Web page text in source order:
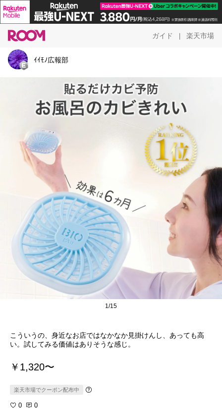
ガイド 楽天市場
ｲｲﾓﾉ広報部
1/15
こういうの、身近なお店ではなかなか見掛けんし、あっても高
い。試してみる価値はありそうな感じ。
￥1,320〜
楽天市場でクーポン配布中
0 0